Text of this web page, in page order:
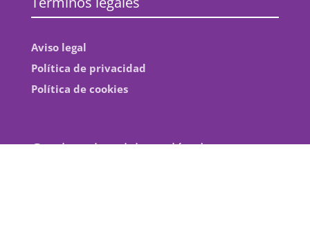
Aviso legal
Política de privacidad
Política de cookies
Gracias a la colaboración de